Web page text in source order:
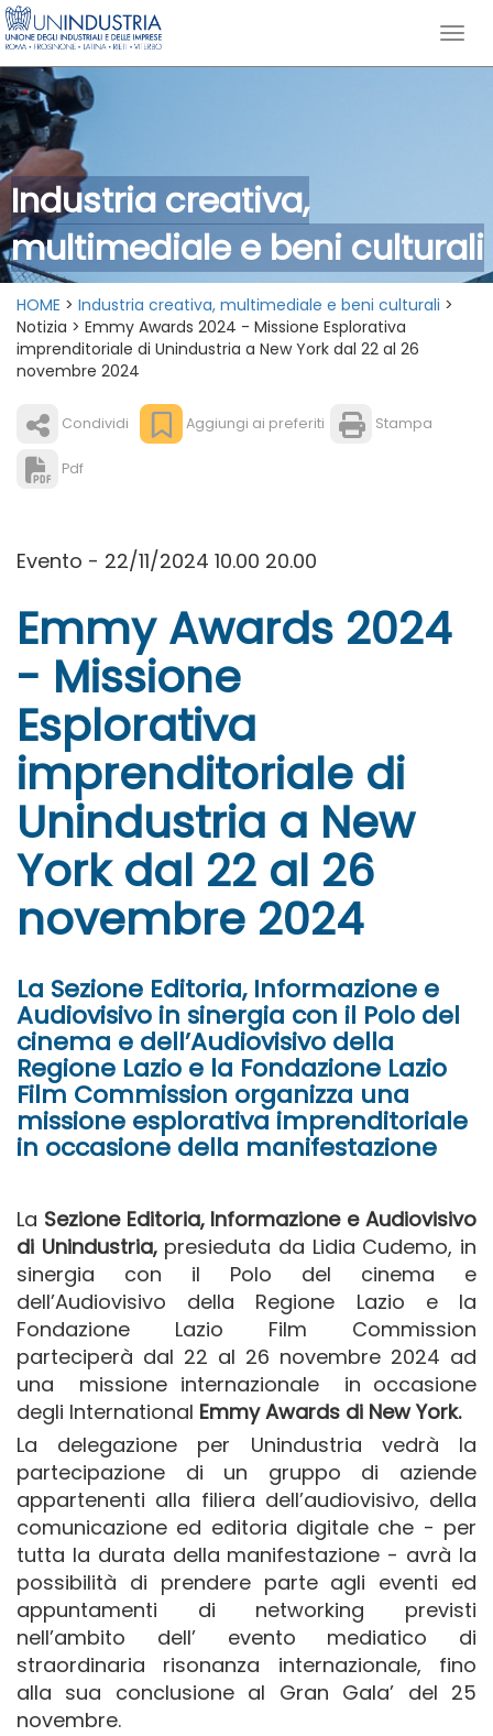
Industria creativa,
multimediale e beni culturali
HOME > Industria creativa, multimediale e beni culturali >
Notizia > Emmy Awards 2024 - Missione Esplorativa
imprenditoriale di Unindustria a New York dal 22 al 26
novembre 2024
Condividi Aggiungi ai preferiti Stampa
Pdf
Evento - 22/11/2024 10.00 20.00
Emmy Awards 2024
- Missione
Esplorativa
imprenditoriale di
Unindustria a New
York dal 22 al 26
novembre 2024
La Sezione Editoria, Informazione e
Audiovisivo in sinergia con il Polo del
cinema e dell’Audiovisivo della
Regione Lazio e la Fondazione Lazio
Film Commission organizza una
missione esplorativa imprenditoriale
in occasione della manifestazione
La Sezione Editoria, Informazione e Audiovisivo
di Unindustria,presieduta da Lidia Cudemo, in
sinergia con il Polo del cinema e
dell’Audiovisivo della Regione Lazio e la
Fondazione Lazio Film Commission
parteciperà dal 22 al 26 novembre 2024 ad
una missione internazionale in occasione
degli International Emmy Awards di New York.
La delegazione per Unindustria vedrà la
partecipazione di un gruppo di aziende
appartenenti alla filiera dell’audiovisivo, della
comunicazione ed editoria digitale che - per
tutta la durata della manifestazione - avrà la
possibilità di prendere parte agli eventi ed
appuntamenti di networking previsti
nell’ambito dell’ evento mediatico di
straordinaria risonanza internazionale, fino
alla sua conclusione al Gran Gala’ del 25
novembre.